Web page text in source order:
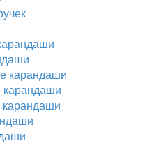
карандаши
карандаши
карандаши